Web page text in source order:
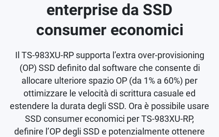
enterprise da SSD
consumer economici
Il TS-983XU-RP supporta l’extra over-provisioning
(OP) SSD definito dal software che consente di
allocare ulteriore spazio OP (da 1% a 60%) per
ottimizzare le velocità di scrittura casuale ed
estendere la durata degli SSD. Ora è possibile usare
SSD consumer economici per TS-983XU-RP,
definire l’OP degli SSD e potenzialmente ottenere